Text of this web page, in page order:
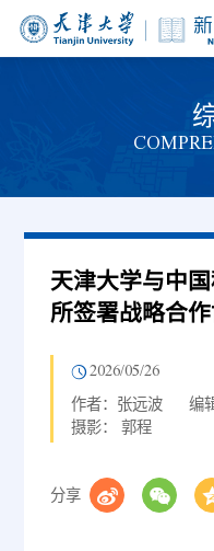
天津大学与中
所签署战略合
2026/05/26
作者：张远波 编
摄影： 郭程
分享